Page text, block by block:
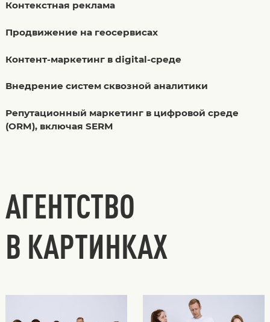
Контекстная реклама
Продвижение на геосервисах
Контент-маркетинг в digital-среде
Внедрение систем сквозной аналитики
Репутационный маркетинг в цифровой среде
(ORM), включая SERM
АГЕНТСТВО
В КАРТИНКАХ